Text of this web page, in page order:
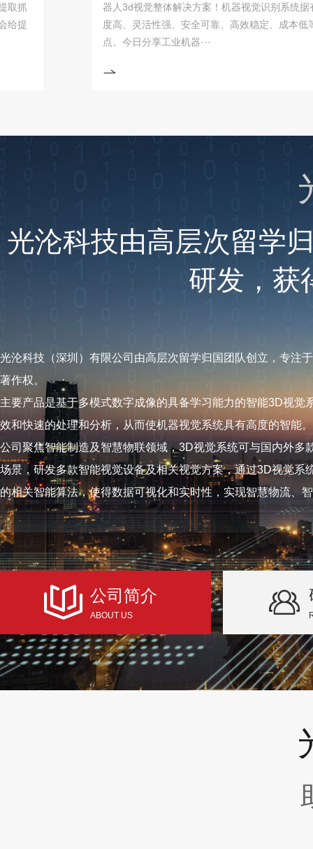
器人3d视觉整体解决方案！机器视觉识别系统据有精
度高、灵活性强、安全可靠、高效稳定、成本低等优
点。今日分享工业机器···
光沦科技由高层次留学
研发，获
光沦科技（深圳）有限公司由高层次留学归国团队创立，专注
著作权。
主要产品是基于多模式数字成像的具备学习能力的智能3D视
效和快速的处理和分析，从而使机器视觉系统具有高度的智能
公司聚焦智能制造及智慧物联领域，3D视觉系统可与国内外
场景，研发多款智能视觉设备及相关视觉方案，通过3D视觉
的相关智能算法，使得数据可视化和实时性，实现智慧物流、
公司简介
ABOUT US